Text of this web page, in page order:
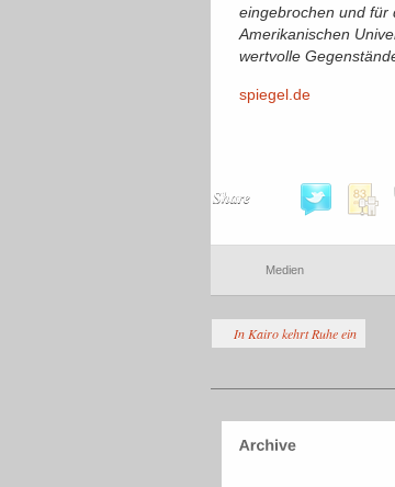
eingebrochen und für
Amerikanischen
wertvolle
spiegel.de
Share
Medien
In Kairo kehrt Ruhe ein